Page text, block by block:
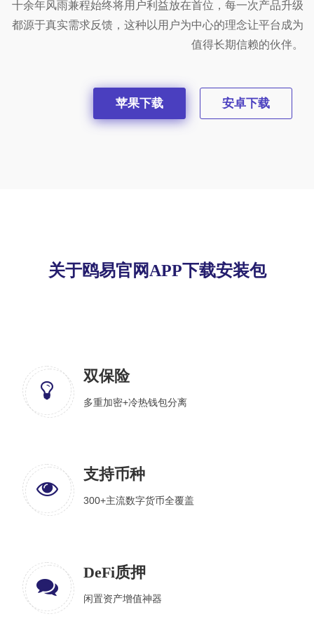
十余年风雨兼程始终将用户利益放在首位，每一次产品升级
都源于真实需求反馈，这种以用户为中心的理念让平台成为
值得长期信赖的伙伴。
苹果下载 安卓下载
关于鸥易官网APP下载安装包
双保险
多重加密+冷热钱包分离
支持币种
300+主流数字货币全覆盖
DeFi质押
闲置资产增值神器